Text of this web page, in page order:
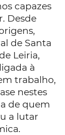
capazes
Desde
de Santa
Leiria,
à
trabalho,
nestes
de quem
a lutar